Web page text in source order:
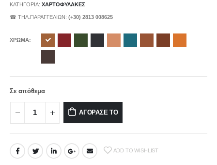
ΚΑΤΗΓΟΡΊΑ: ΧΑΡΤΟΦΥΛΑΚΕΣ
☎ ΤΗΛ.ΠΑΡΑΓΓΕΛΙΩΝ: (+30) 2813 008625
ΧΡΩΜΑ
Σε απόθεμα
ΑΓΟΡΑΣΕ ΤΟ
ADD TO WISHLIST